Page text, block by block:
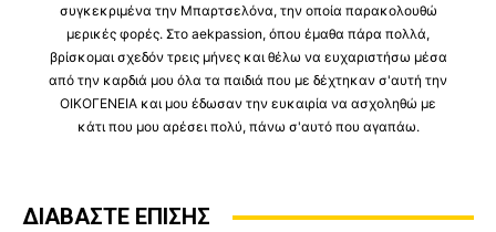
συγκεκριμένα την Μπαρτσελόνα, την οποία παρακολουθώ
μερικές φορές. Στο aekpassion, όπου έμαθα πάρα πολλά,
βρίσκομαι σχεδόν τρεις μήνες και θέλω να ευχαριστήσω μέσα
από την καρδιά μου όλα τα παιδιά που με δέχτηκαν σ'αυτή την
ΟΙΚΟΓΕΝΕΙΑ και μου έδωσαν την ευκαιρία να ασχοληθώ με
κάτι που μου αρέσει πολύ, πάνω σ'αυτό που αγαπάω.
ΔΙΑΒΑΣΤΕ ΕΠΙΣΗΣ